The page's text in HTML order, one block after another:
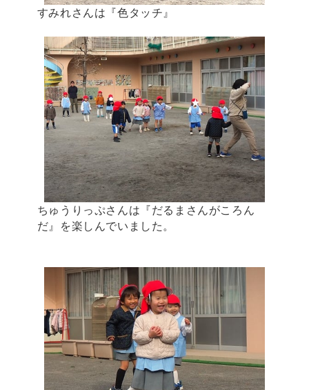
すみれさんは『色タッチ』
ちゅうりっぷさんは『だるまさんがころん
だ』を楽しんでいました。